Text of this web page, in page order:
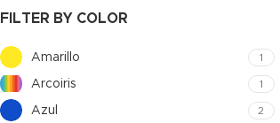
FILTER BY COLOR
Amarillo 1
Arcoiris 1
Azul 2